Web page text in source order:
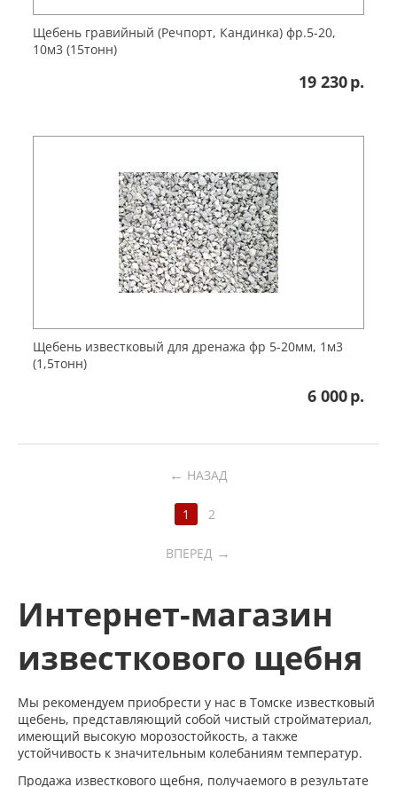
Щебень гравийный (Речпорт, Кандинка) фр.5-20,
10м3 (15тонн)
19 230р.
Щебень известковый для дренажа фр 5-20мм, 1м3
(1,5тонн)
6 000р.
← НАЗАД
1 2
ВПЕРЕД →
Интернет-магазин
известкового щебня
Мы рекомендуем приобрести у нас в Томске известковый
щебень, представляющий собой чистый стройматериал,
имеющий высокую морозостойкость, а также
устойчивость к значительным колебаниям температур.
Продажа известкового щебня, получаемого в результате